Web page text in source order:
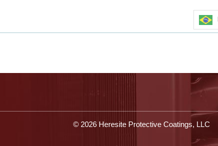
© 2026 Heresite Protective Coatings, LLC